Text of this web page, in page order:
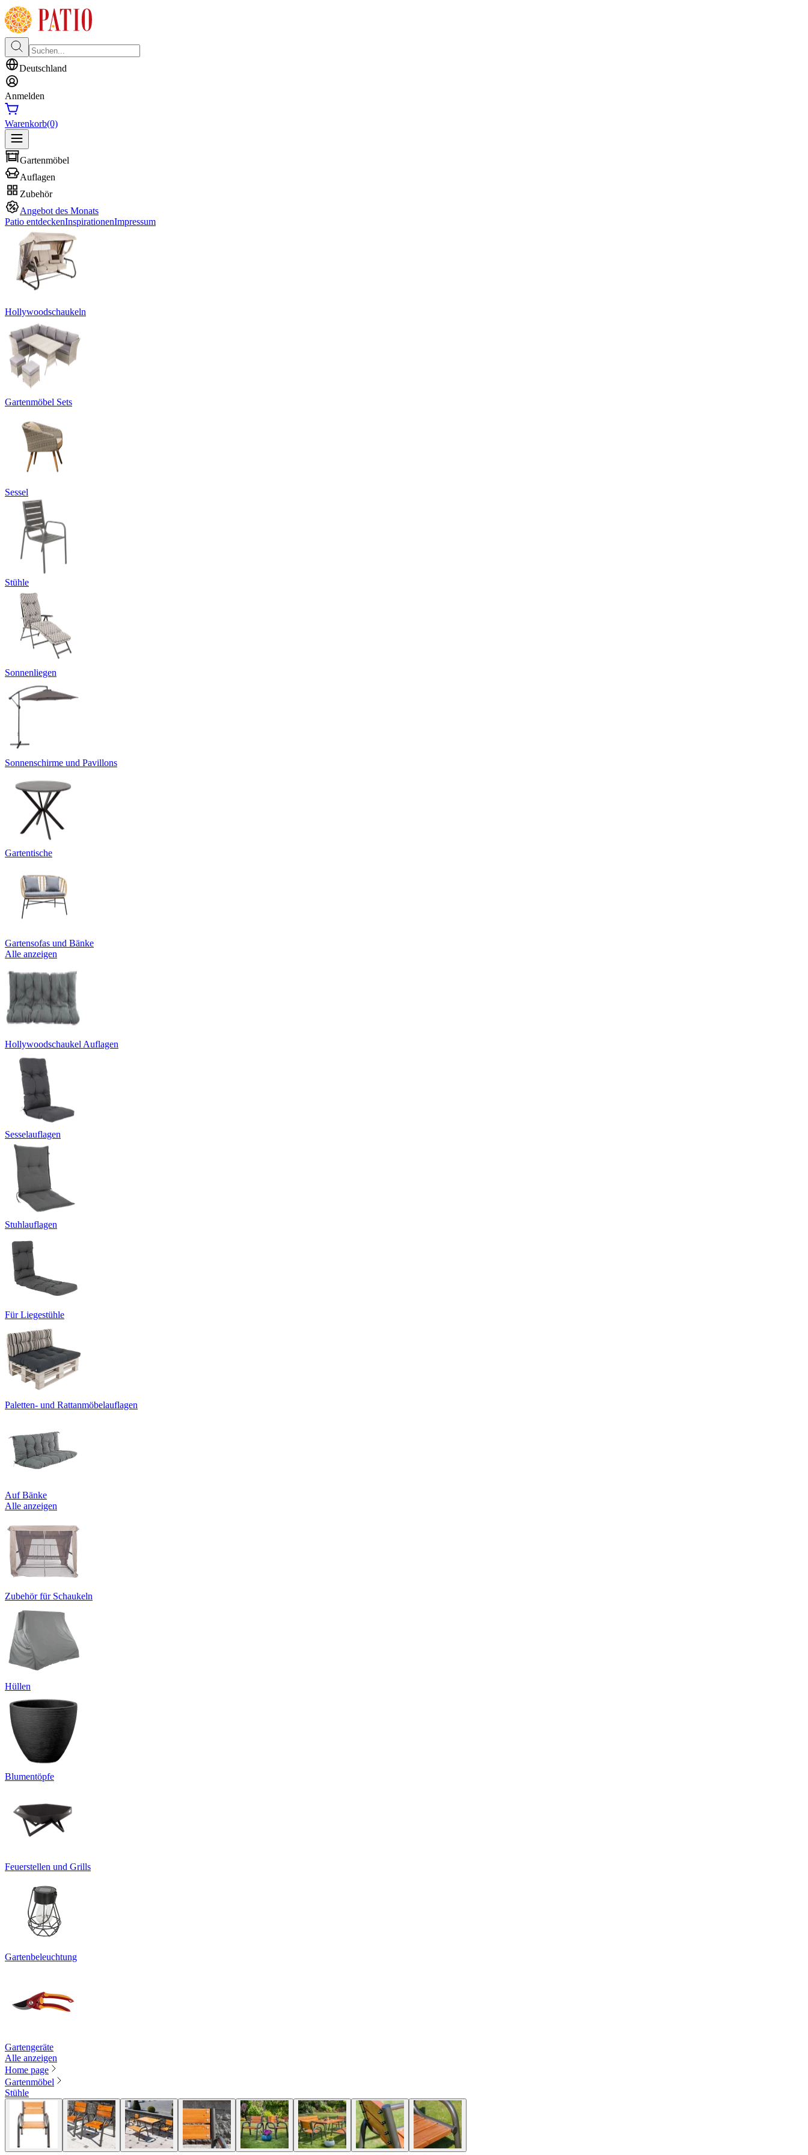
Deutschland
Anmelden
Warenkorb(0)
Gartenmöbel
Auflagen
Zubehör
Angebot des Monats
Patio entdeckenInspirationenImpressum
Hollywoodschaukeln
Gartenmöbel Sets
Sessel
Stühle
Sonnenliegen
Sonnenschirme und Pavillons
Gartentische
Gartensofas und Bänke
Alle anzeigen
Hollywoodschaukel Auflagen
Sesselauflagen
Stuhlauflagen
Für Liegestühle
Paletten- und Rattanmöbelauflagen
Auf Bänke
Alle anzeigen
Zubehör für Schaukeln
Hüllen
Blumentöpfe
Feuerstellen und Grills
Gartenbeleuchtung
Gartengeräte
Alle anzeigen
Home page
Gartenmöbel
Stühle